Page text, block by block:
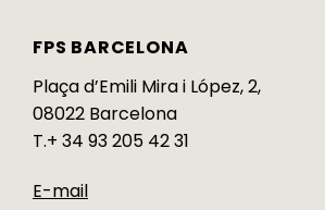
FPS BARCELONA
Plaça d’Emili Mira i López, 2,
08022 Barcelona
T.+ 34 93 205 42 31
E-mail